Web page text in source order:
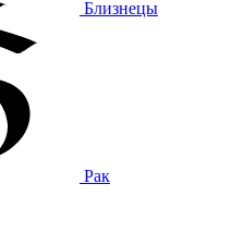
Близнецы
Рак